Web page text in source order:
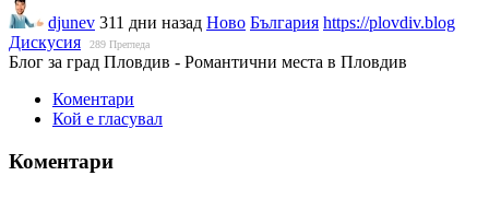
djunev 311 дни назад Ново България https://plovdiv.blog
Дискусия
289 Прегледа
Блог за град Пловдив - Романтични места в Пловдив
Коментари
Кой е гласувал
Коментари